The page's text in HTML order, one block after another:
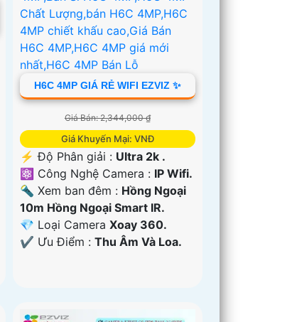
H6C 4MP GIÁ RẺ WIFI EZVIZ ✨
Giá Bán: 2,344,000 ₫
Giá Khuyến Mại: VNĐ
️⚡ Độ Phân giải : Ultra 2k .
⚛️ Công Nghệ Camera : IP Wifi.
🔦 Xem ban đêm : Hồng Ngoại
10m Hồng Ngoại Smart IR.
💎 Loại CameraXoay 360.
️✔️ Ưu Điểm :Thu Âm Và Loa.